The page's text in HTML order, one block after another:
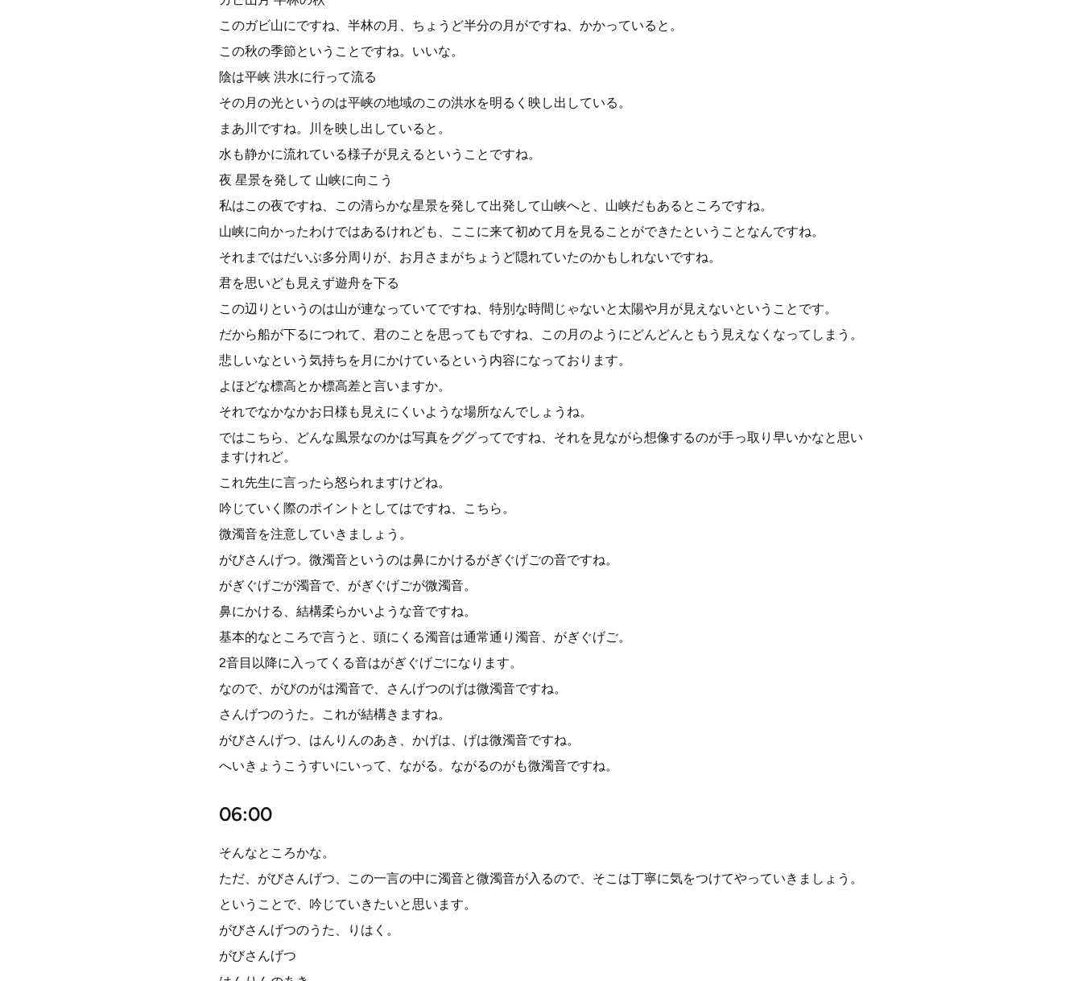
このガビ山にですね、半林の月、ちょうど半分の月がですね、かかっていると。
この秋の季節ということですね。いいな。
陰は平峡 洪水に行って流る
その月の光というのは平峡の地域のこの洪水を明るく映し出している。
まあ川ですね。川を映し出していると。
水も静かに流れている様子が見えるということですね。
夜 星景を発して 山峡に向こう
私はこの夜ですね、この清らかな星景を発して出発して山峡へと、山峡だもあるところですね。
山峡に向かったわけではあるけれども、ここに来て初めて月を見ることができたということなんですね。
それまではだいぶ多分周りが、お月さまがちょうど隠れていたのかもしれないですね。
君を思いども見えず遊舟を下る
この辺りというのは山が連なっていてですね、特別な時間じゃないと太陽や月が見えないということです。
だから船が下るにつれて、君のことを思ってもですね、この月のようにどんどんともう見えなくなってしまう。
悲しいなという気持ちを月にかけているという内容になっております。
よほどな標高とか標高差と言いますか。
それでなかなかお日様も見えにくいような場所なんでしょうね。
ではこちら、どんな風景なのかは写真をググってですね、それを見ながら想像するのが手っ取り早いかなと思い
ますけれど。
これ先生に言ったら怒られますけどね。
吟じていく際のポイントとしてはですね、こちら。
微濁音を注意していきましょう。
がびさんげつ。微濁音というのは鼻にかけるがぎぐげごの音ですね。
がぎぐげごが濁音で、がぎぐげごが微濁音。
鼻にかける、結構柔らかいような音ですね。
基本的なところで言うと、頭にくる濁音は通常通り濁音、がぎぐげご。
2音目以降に入ってくる音はがぎぐげごになります。
なので、がびのがは濁音で、さんげつのげは微濁音ですね。
さんげつのうた。これが結構きますね。
がびさんげつ、はんりんのあき、かげは、げは微濁音ですね。
へいきょうこうすいにいって、ながる。ながるのがも微濁音ですね。
06:00
そんなところかな。
ただ、がびさんげつ、この一言の中に濁音と微濁音が入るので、そこは丁寧に気をつけてやっていきましょう。
ということで、吟じていきたいと思います。
がびさんげつのうた、りはく。
がびさんげつ